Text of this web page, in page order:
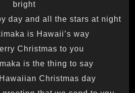
bright
day and all the stars at night
is Hawaii’s way
Christmas to you
is the thing to say
Christmas day